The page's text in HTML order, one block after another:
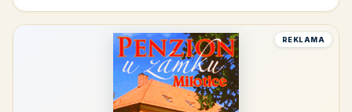
REKLAMA